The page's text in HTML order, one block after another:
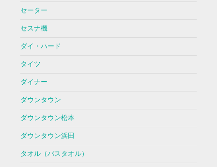
セーター
セスナ機
ダイ・ハード
タイツ
ダイナー
ダウンタウン
ダウンタウン松本
ダウンタウン浜田
タオル（バスタオル）